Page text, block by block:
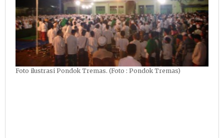
Foto ilustrasi Pondok Tremas. (Foto : Pondok Tremas)